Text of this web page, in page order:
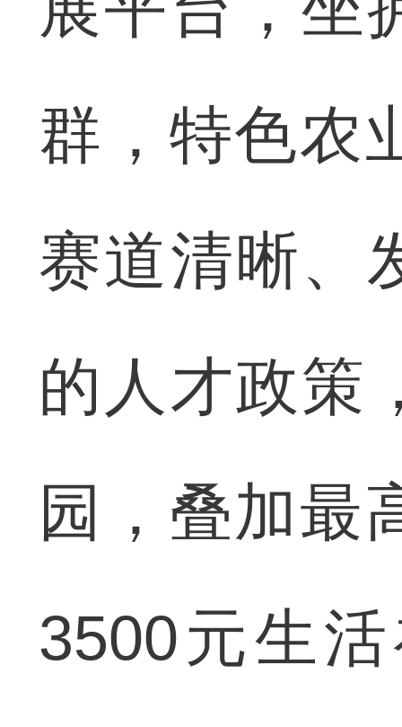
群，特色农
赛道清晰、
的人才政策
园，叠加最
3500元生